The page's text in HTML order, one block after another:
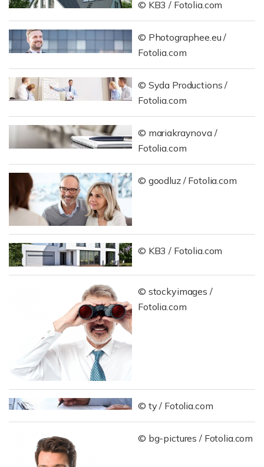
© KB3 / Fotolia.com
© Photographee.eu /
Fotolia.com
© Syda Productions /
Fotolia.com
© mariakraynova /
Fotolia.com
© goodluz / Fotolia.com
© KB3 / Fotolia.com
© stockyimages /
Fotolia.com
© ty / Fotolia.com
© bg-pictures / Fotolia.com